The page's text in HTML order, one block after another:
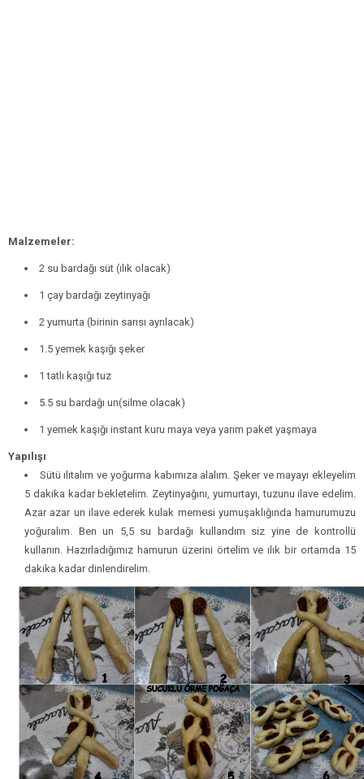
Malzemeler:
2 su bardağı süt (ılık olacak)
1 çay bardağı zeytinyağı
2 yumurta (birinin sarısı ayrılacak)
1.5 yemek kaşığı şeker
1 tatlı kaşığı tuz
5.5 su bardağı un(silme olacak)
1 yemek kaşığı instant kuru maya veya yarım paket yaşmaya
Yapılışı
Sütü ılıtalım ve yoğurma kabımıza alalım. Şeker ve mayayı ekleyelim
5 dakika kadar bekletelim. Zeytinyağını, yumurtayı, tuzunu ilave edelim.
Azar azar un ilave ederek kulak memesi yumuşaklığında hamurumuzu
yoğuralım. Ben un 5,5 su bardağı kullandım siz yine de kontrollü
kullanın. Hazırladığımız hamurun üzerini örtelim ve ılık bir ortamda 15
dakika kadar dinlendirelim.